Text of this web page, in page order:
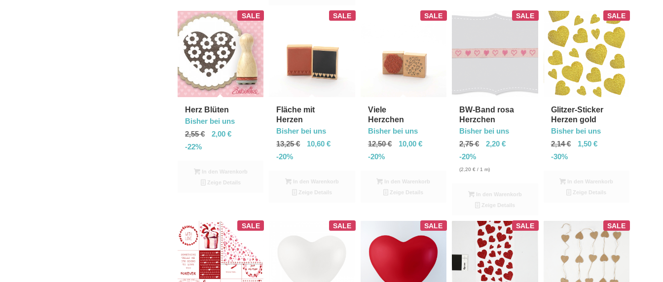
SALE
Herz Blüten
Bisher bei uns
2,55€ 2,00 €
-22%
In den Warenkorb
Zeige Details
SALE
Fläche mit
Herzen
Bisher bei uns
13,25€ 10,60€
-20%
In den Warenkorb
Zeige Details
SALE
Viele
Herzchen
Bisher bei uns
12,50€ 10,00 €
-20%
In den Warenkorb
Zeige Details
SALE
BW-Band rosa
Herzchen
Bisher bei uns
2,75€ 2,20€
-20%
(2,20€ / 1 m)
In den Warenkorb
Zeige Details
SALE
Glitzer-Sticker
Herzen gold
Bisher bei uns
2,14€ 1,50 €
-30%
In den Warenkorb
Zeige Details
SALE SALE SALE SALE SALE